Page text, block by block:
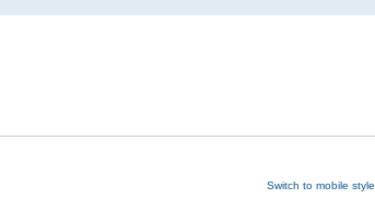
Switch to mobile style